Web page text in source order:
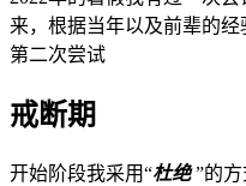
来，根据当年以及前辈的
第二次尝试
戒断期
开始阶段我采用“杜绝”的方